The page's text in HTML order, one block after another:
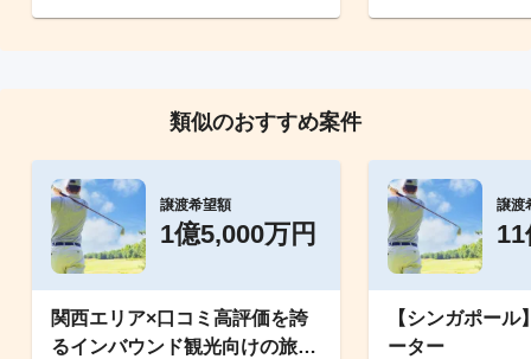
類似のおすすめ案件
譲渡希望額
1億5,000万円
関西エリア×口コミ高評価を誇
るインバウンド観光向けの旅行
譲渡
【シンガポー
ーター